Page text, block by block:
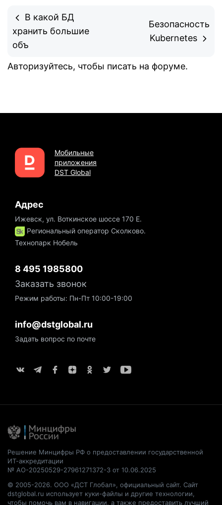
В какой БД
хранить большие
объ
Безопасность
Kubernetes
Авторизуйтесь, чтобы писать на форуме.
Мобильные
приложения
DST Global
Адрес
Ижевск, ул. Воткинское шоссе 170 Е.
Региональный оператор Сколково.
Технопарк Нобель
8 495 1985800
Заказать звонок
Режим работы: Пн-Пт 10:00-19:00
info@dstglobal.ru
Задать вопрос по почте
Решение Минцифры РФ о предоставлении государственной
ИТ-аккредитации
№ АО-20250529-27961271372-3 от 10.06.2025
© 2005-2026. ООО «ДСТ Глобал», официальный сайт. Сайт
dstglobal.ru использует куки-файлы и другие технологии,
чтобы помочь вам в навигации, а также предоставить лучший